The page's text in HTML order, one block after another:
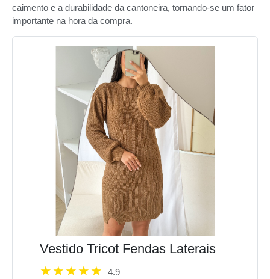
caimento e a durabilidade da cantoneira, tornando-se um fator
importante na hora da compra.
Vestido Tricot Fendas Laterais
4.9